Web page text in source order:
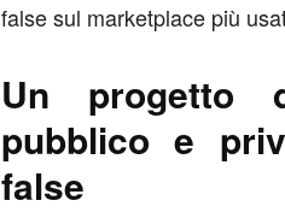
false sul marketplace più
Un progetto
pubblico e
false